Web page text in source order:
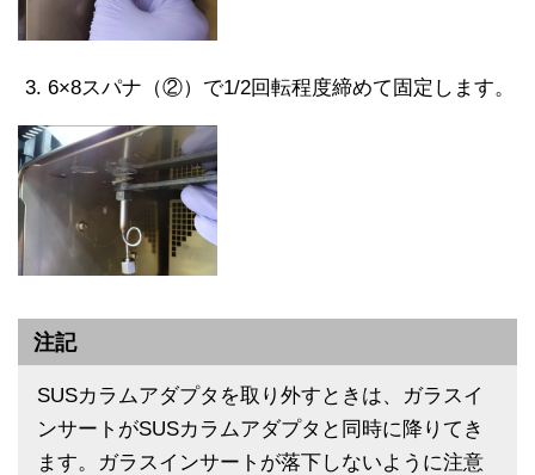
6×8スパナ（②）で1/2回転程度締めて固定します。
注記
SUSカラムアダプタを取り外すときは、ガラスイ
ンサートがSUSカラムアダプタと同時に降りてき
ます。ガラスインサートが落下しないように注意